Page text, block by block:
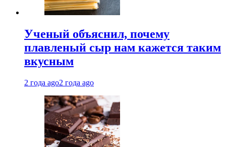
Ученый объяснил, почему
плавленый сыр нам кажется таким
вкусным
2 года ago2 года ago